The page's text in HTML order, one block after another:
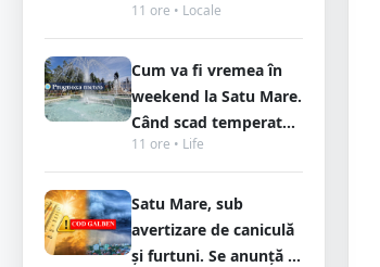
11 ore • Locale
Cum va fi vremea în
weekend la Satu Mare.
Când scad temperat...
11 ore • Life
Satu Mare, sub
avertizare de caniculă
și furtuni. Se anunță ...